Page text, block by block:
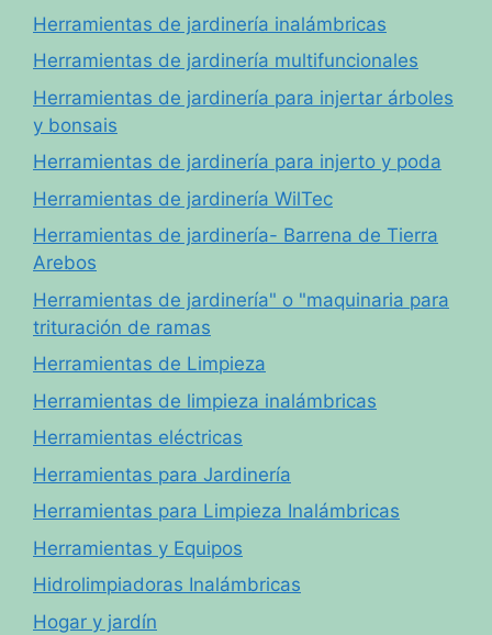
Herramientas de jardinería inalámbricas
Herramientas de jardinería multifuncionales
Herramientas de jardinería para injertar árboles
y bonsais
Herramientas de jardinería para injerto y poda
Herramientas de jardinería WilTec
Herramientas de jardinería- Barrena de Tierra
Arebos
Herramientas de jardinería" o "maquinaria para
trituración de ramas
Herramientas de Limpieza
Herramientas de limpieza inalámbricas
Herramientas eléctricas
Herramientas para Jardinería
Herramientas para Limpieza Inalámbricas
Herramientas y Equipos
Hidrolimpiadoras Inalámbricas
Hogar y jardín